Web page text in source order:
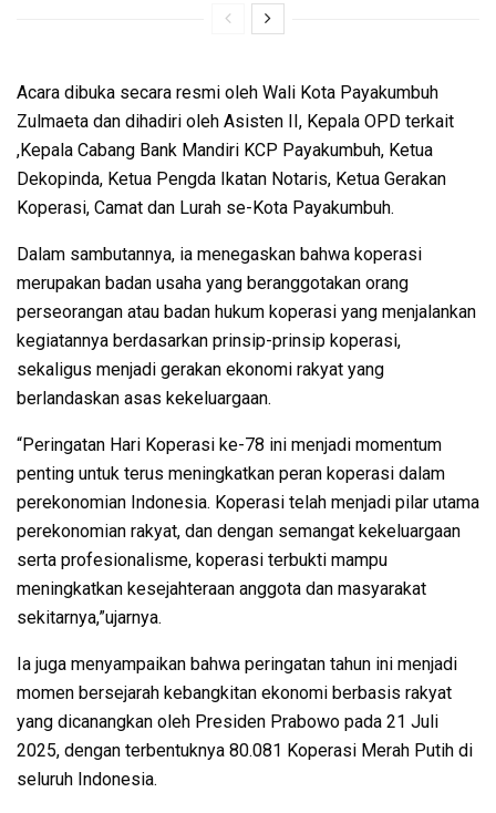
Acara dibuka secara resmi oleh Wali Kota Payakumbuh
Zulmaeta dan dihadiri oleh Asisten II, Kepala OPD terkait
,Kepala Cabang Bank Mandiri KCP Payakumbuh, Ketua
Dekopinda, Ketua Pengda Ikatan Notaris, Ketua Gerakan
Koperasi, Camat dan Lurah se-Kota Payakumbuh.
Dalam sambutannya, ia menegaskan bahwa koperasi
merupakan badan usaha yang beranggotakan orang
perseorangan atau badan hukum koperasi yang menjalankan
kegiatannya berdasarkan prinsip-prinsip koperasi,
sekaligus menjadi gerakan ekonomi rakyat yang
berlandaskan asas kekeluargaan.
“Peringatan Hari Koperasi ke-78 ini menjadi momentum
penting untuk terus meningkatkan peran koperasi dalam
perekonomian Indonesia. Koperasi telah menjadi pilar utama
perekonomian rakyat, dan dengan semangat kekeluargaan
serta profesionalisme, koperasi terbukti mampu
meningkatkan kesejahteraan anggota dan masyarakat
sekitarnya,”ujarnya.
Ia juga menyampaikan bahwa peringatan tahun ini menjadi
momen bersejarah kebangkitan ekonomi berbasis rakyat
yang dicanangkan oleh Presiden Prabowo pada 21 Juli
2025, dengan terbentuknya 80.081 Koperasi Merah Putih di
seluruh Indonesia.